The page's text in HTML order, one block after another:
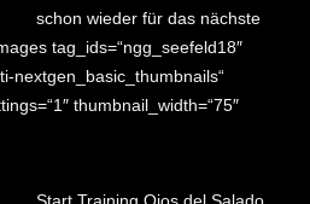
schon wieder für das nächste
tag_ids=“ngg_seefeld18″
nextgen_basic_thumbnails“
thumbnail_width=“75″